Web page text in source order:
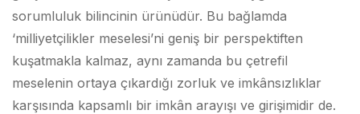
sorumluluk bilincinin ürünüdür. Bu bağlamda
‘milliyetçilikler meselesi’ni geniş bir perspektiften
kuşatmakla kalmaz, aynı zamanda bu çetrefil
meselenin ortaya çıkardığı zorluk ve imkânsızlıklar
karşısında kapsamlı bir imkân arayışı ve girişimidir de.